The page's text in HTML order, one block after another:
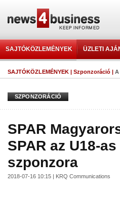
SAJTÓKÖZLEMÉNYEK ÜZLETI
SAJTÓKÖZLEMÉNYEK | Szponzoráció | A
SZPONZORÁCIÓ
SPAR
SPAR az U18-
szponzora
2018-07-16 10:15 | KRQ Communications